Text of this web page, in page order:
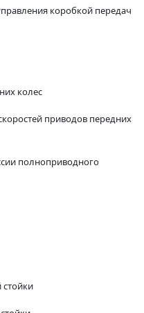
коробкой передач
колес
приводов передних
полноприводного
стойки